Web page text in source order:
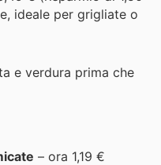
ideale per grigliate o
e verdura prima che
– ora 1,19 €